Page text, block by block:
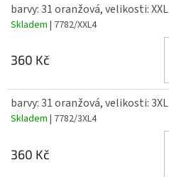
barvy: 31 oranžová, velikosti: XXL
Skladem | 7782/XXL4
360 Kč
barvy: 31 oranžová, velikosti: 3XL
Skladem | 7782/3XL4
360 Kč